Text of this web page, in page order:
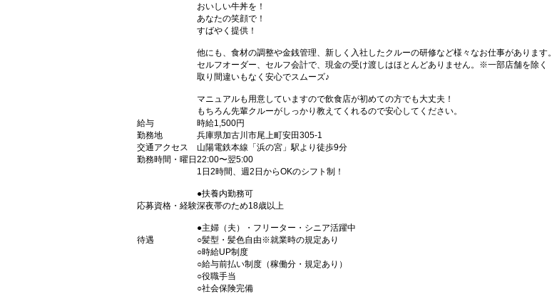
おいしい牛丼を！
あなたの笑顔で！
すばやく提供！
他にも、食材の調整や金銭管理、新しく入社したクルーの研修など様々なお仕事があります。
セルフオーダー、セルフ会計で、現金の受け渡しはほとんどありません。※一部店舗を除く
取り間違いもなく安心でスムーズ♪
マニュアルも用意していますので飲食店が初めての方でも大丈夫！
もちろん先輩クルーがしっかり教えてくれるので安心してください。
給与
時給1,500円
勤務地
兵庫県加古川市尾上町安田305-1
交通アクセス
山陽電鉄本線「浜の宮」駅より徒歩9分
勤務時間・曜日 22:00〜翌5:00
1日2時間、週2日からOKのシフト制！
●扶養内勤務可
応募資格・経験深夜帯のため18歳以上
●主婦（夫）・フリーター・シニア活躍中
待遇
○髪型・髪色自由※就業時の規定あり
○時給UP制度
○給与前払い制度（稼働分・規定あり）
○役職手当
○社会保険完備